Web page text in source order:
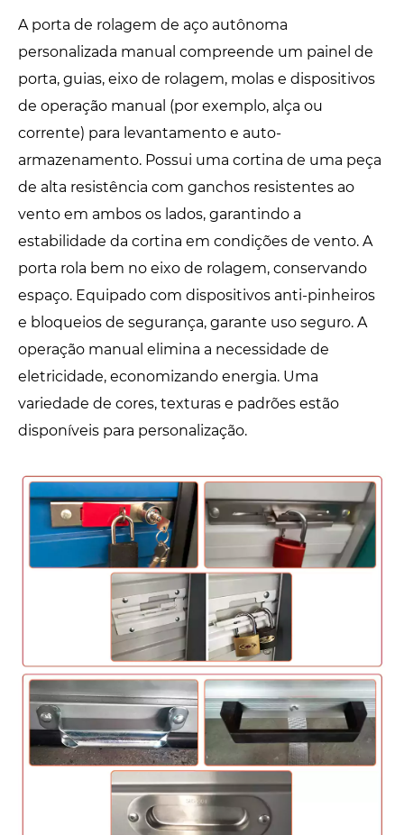
A porta de rolagem de aço autônoma
personalizada manual compreende um painel de
porta, guias, eixo de rolagem, molas e dispositivos
de operação manual (por exemplo, alça ou
corrente) para levantamento e auto-
armazenamento. Possui uma cortina de uma peça
de alta resistência com ganchos resistentes ao
vento em ambos os lados, garantindo a
estabilidade da cortina em condições de vento. A
porta rola bem no eixo de rolagem, conservando
espaço. Equipado com dispositivos anti-pinheiros
e bloqueios de segurança, garante uso seguro. A
operação manual elimina a necessidade de
eletricidade, economizando energia. Uma
variedade de cores, texturas e padrões estão
disponíveis para personalização.